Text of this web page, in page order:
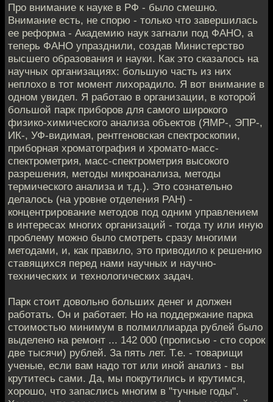
Про внимание к науке в РФ - было смешно.
Внимание есть, не спорю - только что завершилась
ее реформа - Академию наук загнали под ФАНО, а
теперь ФАНО упразднили, создав Министерство
высшего образования и науки. Как это сказалось на
научных организациях: большую часть из них
неплохо в тот момент лихорадило. Я вот внимание в
одном увидел. Я работаю в организации, в которой
большой парк приборов для самого широкого
физико-химического анализа объектов (ЯМР-, ЭПР-,
ИК-, УФ-видимая, рентгеновская спектроскопии,
приборная хроматография и хромато-масс-
спектрометрия, масс-спектрометрия высокого
разрешения, методы микроанализа, методы
термического анализа и т.д.). Это сознательно
делалось (на уровне отделения РАН) -
концентрирование методов под одним управлением
в интересах многих организаций - тогда ту или иную
проблему можно было смотреть сразу многими
методами, и, как правило, это приводило к решению
ставящихся перед нами научных и научно-
технических и технологических задач.
Парк стоит довольно больших денег и должен
работать. Он и работает. Но на поддержание парка
стоимостью минимум в полмиллиарда рублей было
выделено на ремонт ... 142 000 (прописью - сто сорок
две тысячи) рублей. За пять лет. Т.е. - товарищи
ученые, если вам надо тот или иной анализ - вы
крутитесь сами. Да, мы покрутились и крутимся,
хорошо, что запаслись многим в "тучные годы".